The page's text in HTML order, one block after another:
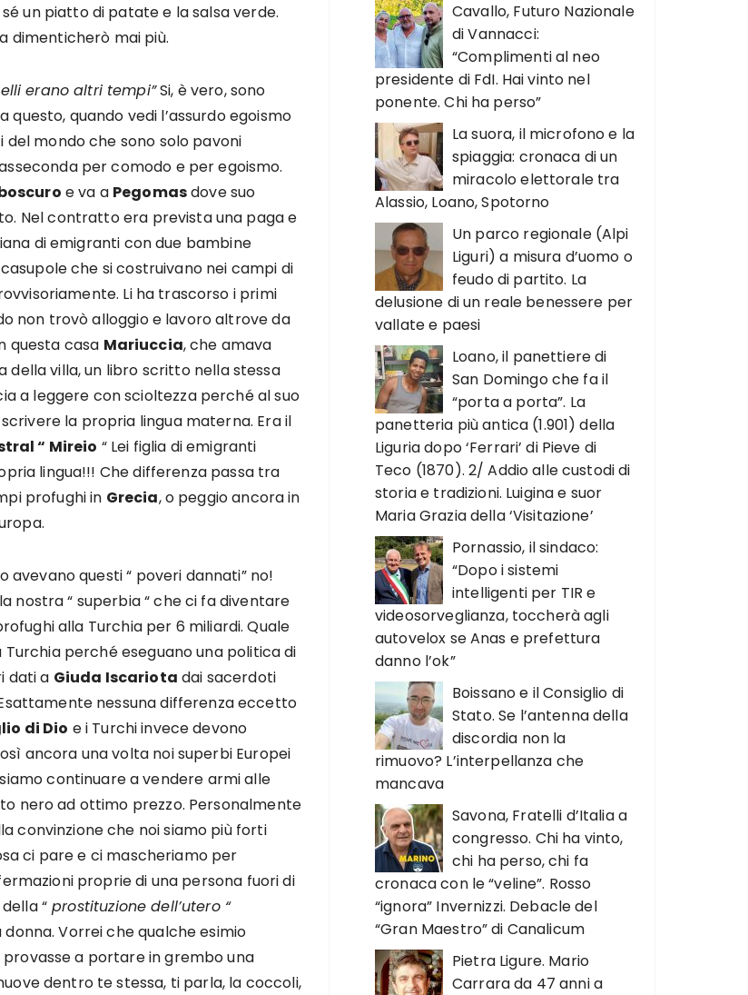
un piatto di patate e la salsa verde.
dimenticherò mai più.
erano altri tempi”Si, è vero, sono
questo, quando vedi l’assurdo egoismo
mondo che sono solo pavoni
per comodo e per egoismo.
e va a Pegomasdove suo
Nel contratto era prevista una paga e
di emigranti con due bambine
casupole che si costruivano nei campi di
Li ha trascorso i primi
non trovò alloggio e lavoro altrove da
questa casa Mariuccia, che amava
della villa, un libro scritto nella stessa
a leggere con scioltezza perché al suo
la propria lingua materna. Era il
“ Mireio “ Lei figlia di emigranti
lingua!!! Che differenza passa tra
profughi in Grecia, o peggio ancora in
avevano questi “ poveri dannati” no!
nostra “ superbia “ che ci fa diventare
alla Turchia per 6 miliardi. Quale
perché eseguano una politica di
dati a Giuda Iscariota dai sacerdoti
nessuna differenza eccetto
di Dio e i Turchi invece devono
ancora una volta noi superbi Europei
continuare a vendere armi alle
nero ad ottimo prezzo. Personalmente
convinzione che noi siamo più forti
ci pare e ci mascheriamo per
proprie di una persona fuori di
“ prostituzione dell’utero “
Vorrei che qualche esimio
a portare in grembo una
dentro te stessa, ti parla, la coccoli,
Cavallo, Futuro Nazionale
di Vannacci:
“Complimenti al neo
presidente di FdI. Hai vinto nel
ponente. Chi ha perso”
La suora, il microfono e la
spiaggia: cronaca di un
miracolo elettorale tra
Alassio, Loano, Spotorno
Un parco regionale (Alpi
Liguri) a misura d’uomo o
feudo di partito. La
delusione di un reale benessere per
vallate e paesi
Loano, il panettiere di
San Domingo che fa il
“porta a porta”. La
panetteria più antica (1.901) della
Liguria dopo ‘Ferrari’ di Pieve di
Teco (1870). 2/ Addio alle custodi di
storia e tradizioni. Luigina e suor
Maria Grazia della ‘Visitazione’
Pornassio, il sindaco:
“Dopo i sistemi
intelligenti per TIR e
videosorveglianza, toccherà agli
autovelox se Anas e prefettura
danno l’ok”
Boissano e il Consiglio di
Stato. Se l’antenna della
discordia non la
rimuovo? L’interpellanza che
mancava
Savona, Fratelli d’Italia a
congresso. Chi ha vinto,
chi ha perso, chi fa
cronaca con le “veline”. Rosso
“ignora” Invernizzi. Debacle del
“Gran Maestro” di Canalicum
Pietra Ligure. Mario
Carrara da 47 anni a